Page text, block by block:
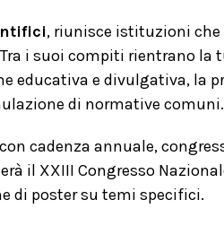
, riunisce istituzioni
i suoi compiti rientrano la
educativa e divulgativa, la
di normative comuni.
cadenza annuale,
il XXIII Congresso
di poster su temi specifici.